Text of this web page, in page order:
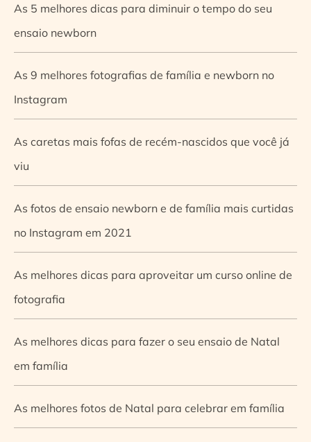
As 5 melhores dicas para diminuir o tempo do seu
ensaio newborn
As 9 melhores fotografias de família e newborn no
Instagram
As caretas mais fofas de recém-nascidos que você já
viu
As fotos de ensaio newborn e de família mais curtidas
no Instagram em 2021
As melhores dicas para aproveitar um curso online de
fotografia
As melhores dicas para fazer o seu ensaio de Natal
em família
As melhores fotos de Natal para celebrar em família